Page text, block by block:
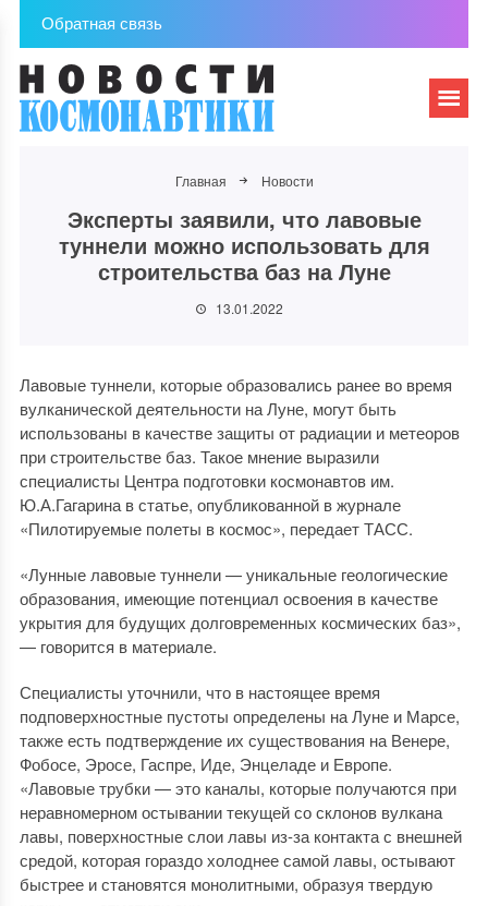
Обратная связь
Главная Новости
Эксперты заявили, что лавовые
туннели можно использовать для
строительства баз на Луне
13.01.2022
Лавовые туннели, которые образовались ранее во время
вулканической деятельности на Луне, могут быть
использованы в качестве защиты от радиации и метеоров
при строительстве баз. Такое мнение выразили
специалисты Центра подготовки космонавтов им.
Ю.А.Гагарина в статье, опубликованной в журнале
«Пилотируемые полеты в космос», передает ТАСС.
«Лунные лавовые туннели — уникальные геологические
образования, имеющие потенциал освоения в качестве
укрытия для будущих долговременных космических баз»,
— говорится в материале.
Специалисты уточнили, что в настоящее время
подповерхностные пустоты определены на Луне и Марсе,
также есть подтверждение их существования на Венере,
Фобосе, Эросе, Гаспре, Иде, Энцеладе и Европе.
«Лавовые трубки — это каналы, которые получаются при
неравномерном остывании текущей со склонов вулкана
лавы, поверхностные слои лавы из-за контакта с внешней
средой, которая гораздо холоднее самой лавы, остывают
быстрее и становятся монолитными, образуя твердую